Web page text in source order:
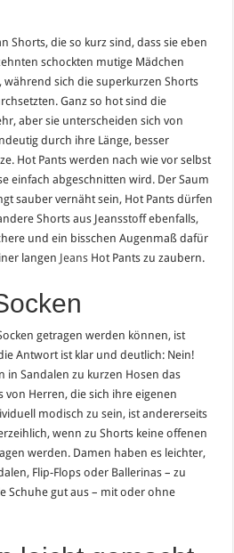
Shorts, die so kurz sind, dass sie eben
schockten mutige Mädchen
sich die superkurzen Shorts
Ganz so hot sind die
aber sie unterscheiden sich von
durch ihre Länge, besser
Hot Pants werden nach wie vor selbst
einfach abgeschnitten wird. Der Saum
sauber vernäht sein, Hot Pants dürfen
Shorts aus Jeansstoff ebenfalls,
und ein bisschen Augenmaß dafür
langen Jeans Hot Pants zu zaubern.
getragen werden können, ist
Antwort ist klar und deutlich: Nein!
in Sandalen zu kurzen Hosen das
von Herren, die sich ihre eigenen
modisch zu sein, ist andererseits
wenn zu Shorts keine offenen
werden. Damen haben es leichter,
Flip-Flops oder Ballerinas – zu
Schuhe gut aus – mit oder ohne